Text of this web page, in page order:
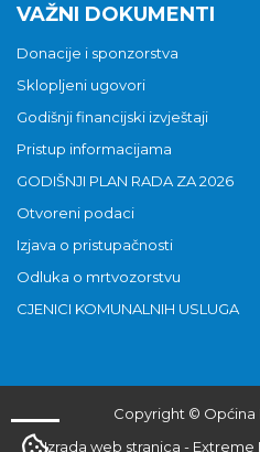
VAŽNI DOKUMENTI
Donacije i sponzorstva
Sklopljeni ugovori
Godišnji financijski izvještaji
Pristup informacijama
GODIŠNJI PLAN RADA ZA 2026
Otvoreni podaci
Izjava o pristupačnosti
Odluka o mrtvozorstvu
CJENICI KOMUNALNIH USLUGA
Copyright © Općina
Izrada web stranica - Extreme